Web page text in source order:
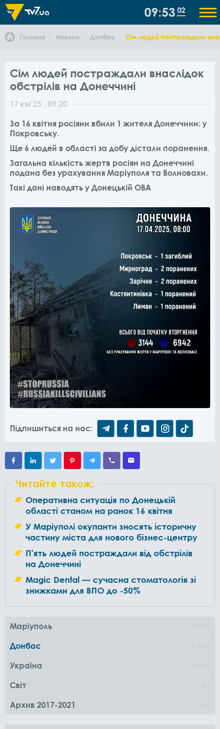
09 53 02
Головна Новини Донбас Сім людей постраждали
Сім людей постраждали внаслідок
обстрілів на Донеччині
17 кві'25 , 09:20
За 16 квітня росіяни вбили 1 жителя Донеччини: у
Покровську.
Ще 6 людей в області за добу дістали поранення.
Загальна кількість жертв росіян на Донеччині
подана без урахування Маріуполя та Волновахи.
Такі дані наводять у Донецькій ОВА
Підпишиться на нас:
Читайте також:
Оперативна ситуація по Донецькій
області станом на ранок 16 квітня
У Маріуполі окупанти зносять історичну
частину міста для нового бізнес-центру
П'ять людей постраждали від обстрілів
на Донеччині
Magic Dental — сучасна стоматологія зі
знижками для ВПО до -50%
Маріуполь
Донбас
Україна
Світ
Архив 2017-2021